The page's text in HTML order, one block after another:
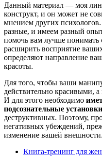
Данный материал — моя
конструкт, и он может не
мнением других
разные, и имеем разный
помочь вам лучше понимать
расширить восприятие
определяют направление
красоты.
Для того, чтобы ваши
действительно красивыми,
И для этого необходимо
подсознательные установки
деструктивных. Поэтому,
негативных убеждений,
изменение вашей внешности.
Книга-тренинг для